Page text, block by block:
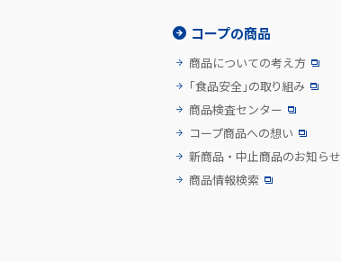
コープの商品
商品についての考え方
「食品安全」の取り組み
商品検査センター
コープ商品への想い
新商品・中止商品のお知らせ
商品情報検索